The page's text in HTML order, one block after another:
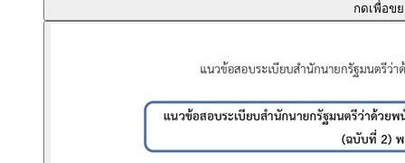
กดเพื่อข